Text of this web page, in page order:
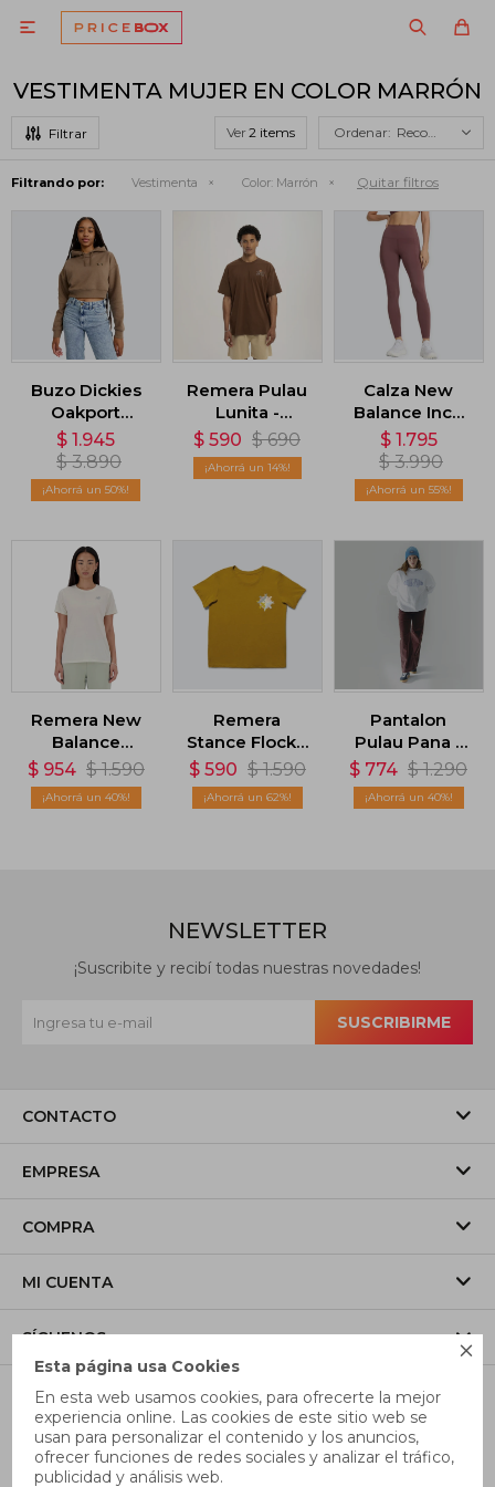

Esta página usa Cookies
En esta web usamos cookies, para ofrecerte la mejor
experiencia online. Las cookies de este sitio web se
usan para personalizar el contenido y los anuncios,
ofrecer funciones de redes sociales y analizar el tráfico,
publicidad y análisis web.

VESTIMENTA MUJER EN COLOR MARRÓN
Ver Recomendados
Filtrando por: Vestimenta Color: Marrón Quitar filtros
Buzo Dickies
Oakport
Cropped
Hoodie -
Marrón
$ 1.945
$ 3.890
50
Remera Pulau
Lunita -
Marrón
$ 590 $ 690
14
Calza New
Balance Inch
High Rise -
Marron
$ 1.795
$ 3.990
55
Remera New
Balance
Heathertech -
Marrón
$ 954 $ 1.590
40
Remera
Stance Flock -
Marron
$ 590 $ 1.590
62
Pantalon
Pulau Pana -
Marrón
$ 774 $ 1.290
40
CONTACTO
EMPRESA
COMPRA
MI CUENTA
SÍGUENOS
NEWSLETTER
¡Suscribite y recibí todas nuestras novedades!
SUSCRIBIRME